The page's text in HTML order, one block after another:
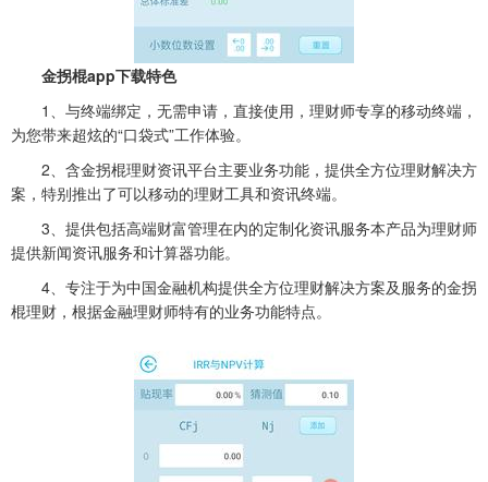
金拐棍app下载特色
1、与终端绑定，无需申请，直接使用，理财师专享的移动终端，
为您带来超炫的“口袋式”工作体验。
2、含金拐棍理财资讯平台主要业务功能，提供全方位理财解决方
案，特别推出了可以移动的理财工具和资讯终端。
3、提供包括高端财富管理在内的定制化资讯服务本产品为理财师
提供新闻资讯服务和计算器功能。
4、专注于为中国金融机构提供全方位理财解决方案及服务的金拐
棍理财，根据金融理财师特有的业务功能特点。